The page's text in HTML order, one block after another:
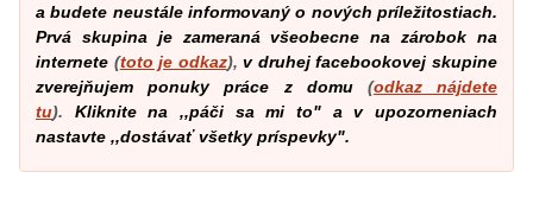
a budete neustále informovaný o nových príležitostiach.
Prvá skupina je zameraná všeobecne na zárobok na
internete (toto je odkaz),v druhej facebookovej skupine
zverejňujem ponuky práce z domu (odkaz nájdete
tu). Kliknite na ,,páči sa mi to" a v upozorneniach
nastavte ,,dostávať všetky príspevky".